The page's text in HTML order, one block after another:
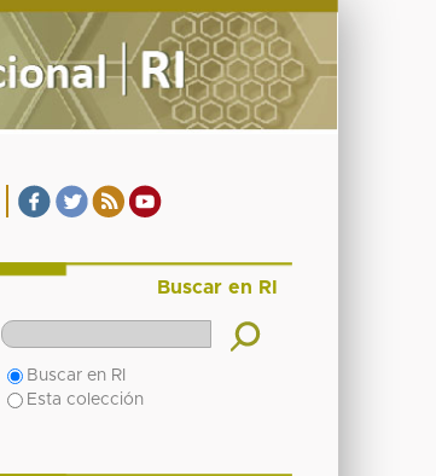
Buscar en RI
Buscar en RI
Esta colección